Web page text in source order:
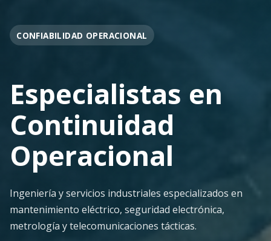
OPERACIÓN EN FAENA
Soporte
Operacional
Continuo
Despliegue ágil en terreno con los más altos
estándares de seguridad y calidad técnica para la
minería pesada.